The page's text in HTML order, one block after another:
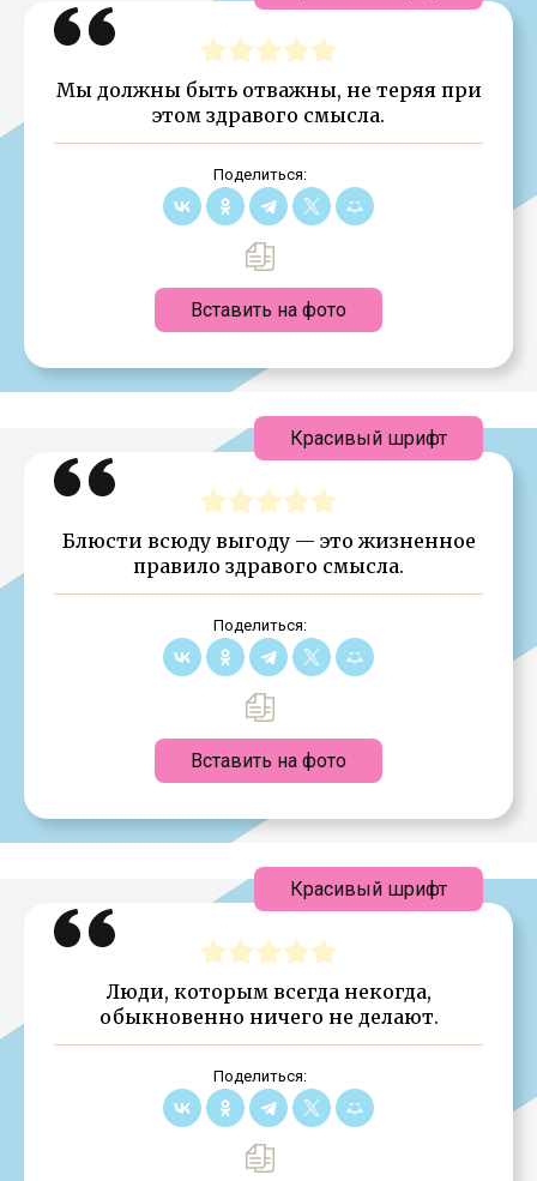
Мы должны быть отважны, не теряя при
этом здравого смысла.
Поделиться:
Вставить на фото
Блюсти всюду выгоду — это жизненное
правило здравого смысла.
Поделиться:
Вставить на фото
Красивый шрифт
Люди, которым всегда некогда,
обыкновенно ничего не делают.
Поделиться:
Красивый шрифт